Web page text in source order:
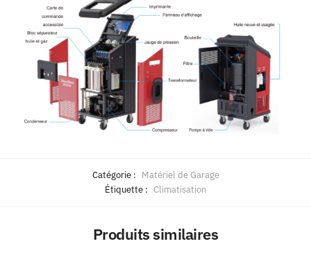
Catégorie : Matériel de Garage
Étiquette : Climatisation
Produits similaires